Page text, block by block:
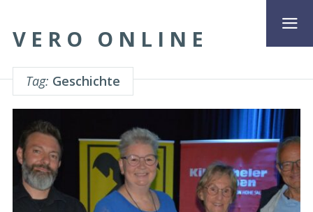
VERO ONLINE
Tag: Geschichte